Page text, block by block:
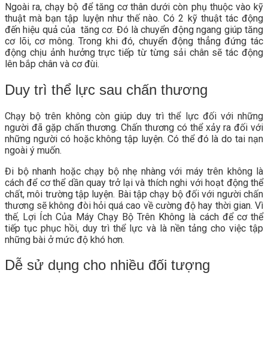
Ngoài ra, chạy bộ để tăng cơ thân dưới còn phụ thuộc vào kỹ
thuật mà bạn tập luyện như thế nào. Có 2 kỹ thuật tác động
đến hiệu quả của tăng cơ. Đó là chuyển động ngang giúp tăng
cơ lõi, cơ mông. Trong khi đó, chuyển động thẳng đứng tác
động chịu ảnh hưởng trực tiếp từ từng sải chân sẽ tác động
lên bắp chân và cơ đùi.
Duy trì thể lực sau chấn thương
Chạy bộ trên không còn giúp duy trì thể lực đối với những
người đã gặp chấn thương. Chấn thương có thể xảy ra đối với
những người có hoặc không tập luyện. Có thể đó là do tai nạn
ngoài ý muốn.
Đi bộ nhanh hoặc chạy bộ nhẹ nhàng với máy trên không là
cách để cơ thể dần quay trở lại và thích nghi với hoạt động thể
chất, môi trường tập luyện. Bài tập chạy bộ đối với người chấn
thương sẽ không đòi hỏi quá cao về cường độ hay thời gian. Vì
thế, Lợi Ích Của Máy Chạy Bộ Trên Không là cách để cơ thể
tiếp tục phục hồi, duy trì thể lực và là nền tảng cho việc tập
những bài ở mức độ khó hơn.
Dễ sử dụng cho nhiều đối tượng